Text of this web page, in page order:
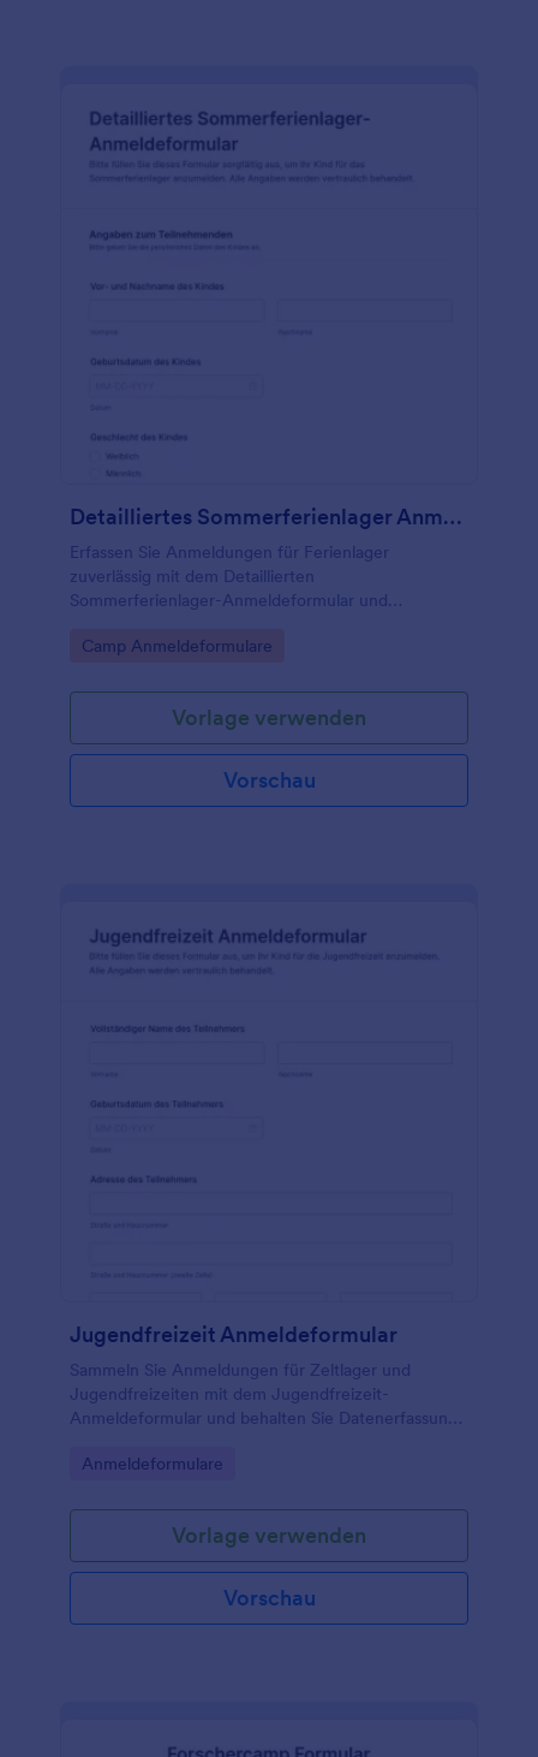
Detailliertes Sommerferienlager Anmeldeformular
Erfassen Sie Anmeldungen für Ferienlager
zuverlässig mit dem Detaillierten
Sommerferienlager-Anmeldeformular und
Antworten für Vereine, Jugendzentren und
Go to Category:
Camp Anmeldeformulare
Vorlage verwenden
Vorschau
Jugendfreizeit Anmeldeformular
Sammeln Sie Anmeldungen für Zeltlager und
Jugendfreizeiten mit dem Jugendfreizeit-
Anmeldeformular und behalten Sie Datenerfassung,
organisatorische Angaben an einem Ort.
Go to Category:
Anmeldeformulare
Vorlage verwenden
Vorschau